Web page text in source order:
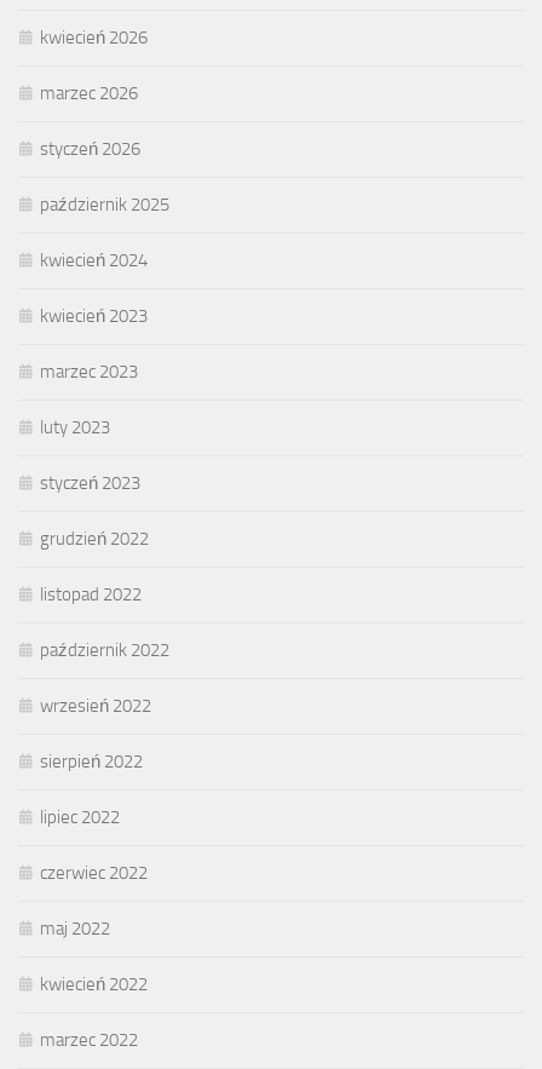
kwiecień 2026
marzec 2026
styczeń 2026
październik 2025
kwiecień 2024
kwiecień 2023
marzec 2023
luty 2023
styczeń 2023
grudzień 2022
listopad 2022
październik 2022
wrzesień 2022
sierpień 2022
lipiec 2022
czerwiec 2022
maj 2022
kwiecień 2022
marzec 2022